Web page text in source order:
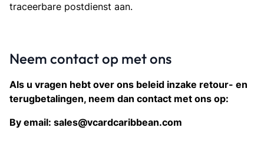
traceerbare postdienst aan.
Neem contact op met ons
Als u vragen hebt over ons beleid inzake retour- en
terugbetalingen, neem dan contact met ons op:
By email: sales@vcardcaribbean.com